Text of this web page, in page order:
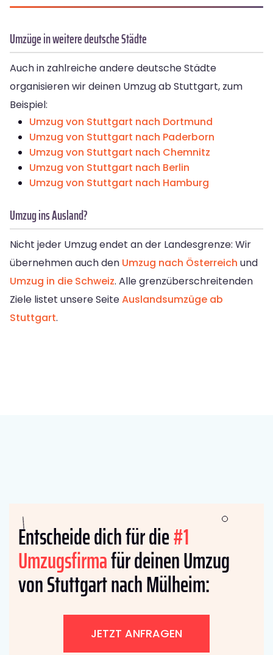
Umzüge in weitere deutsche Städte
Auch in zahlreiche andere deutsche Städte
organisieren wir deinen Umzug ab Stuttgart, zum
Beispiel:
Umzug von Stuttgart nach Dortmund
Umzug von Stuttgart nach Paderborn
Umzug von Stuttgart nach Chemnitz
Umzug von Stuttgart nach Berlin
Umzug von Stuttgart nach Hamburg
Umzug ins Ausland?
Nicht jeder Umzug endet an der Landesgrenze: Wir
übernehmen auch den Umzug nach Österreich und
Umzug in die Schweiz. Alle grenzüberschreitenden
Ziele listet unsere SeiteAuslandsumzüge ab
Stuttgart.
Entscheide dich für die#1
Umzugsfirmafür deinen Umzug
von Stuttgart nach Mülheim:
JETZT ANFRAGEN